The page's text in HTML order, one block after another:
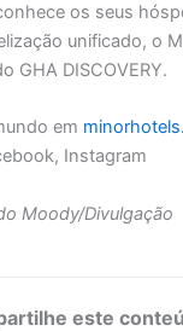
os seus
unificado, o
GHA DISCOVERY.
em
Instagram
Moody/Divulgação
este